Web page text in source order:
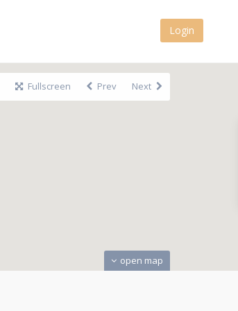
Login
open map
Fullscreen Prev Next